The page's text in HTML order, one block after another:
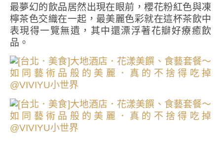
最夢幻的飲品居然出現在眼前，櫻花粉紅色與凍
檸茶色交織在一起，最美麗色彩就在這杯茶飲中
表現得一覽無遺，其中還漂浮著花瓣好療癒飲
品。